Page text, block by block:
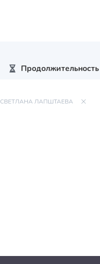
Продолжительность
СВЕТЛАНА ЛАПШТАЕВА